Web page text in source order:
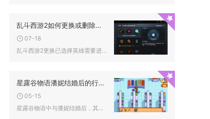
乱斗西游2如何更换或删除已选择的英雄
07-18
乱斗西游2更换已选择英雄需要进入战阵布阵界面操作，无法直接删...
星露谷物语潘妮结婚后的行程安排有哪些
05-15
星露谷物语中与潘妮结婚后，其行程安排将围绕家庭生活、社区互动...